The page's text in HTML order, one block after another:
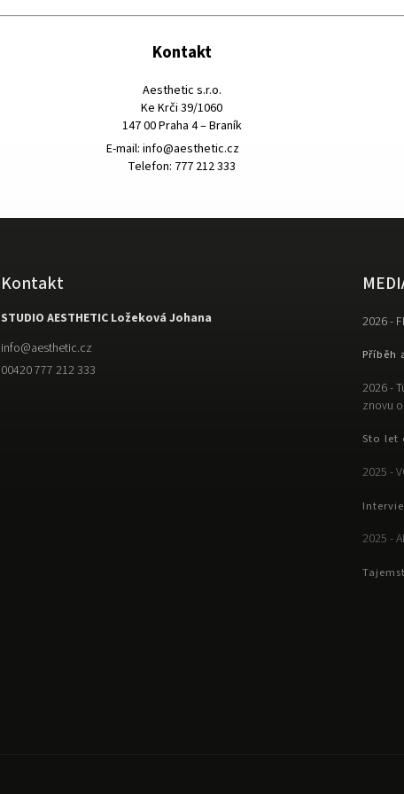
Kontakt
Aesthetic s.r.o.
Ke Krči 39/1060
147 00 Praha 4 – Braník
E-mail: info@aesthetic.cz
Telefon: 777 212 333
Kontakt
STUDIO AESTHETIC Ložeková Johana
info@aesthetic.cz
00420 777 212 333
2026 -
Příběh
2026 -
znovu
Sto let
2025 -
2025 -